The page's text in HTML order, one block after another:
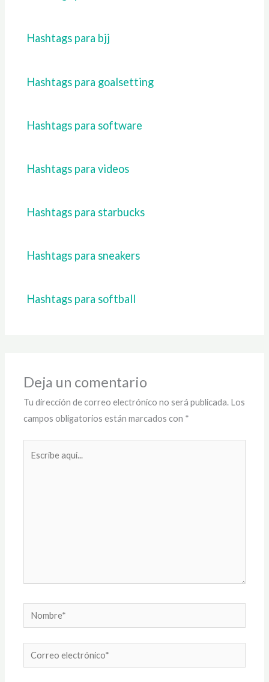
Hashtags para bjj
Hashtags para goalsetting
Hashtags para software
Hashtags para videos
Hashtags para starbucks
Hashtags para sneakers
Hashtags para softball
Deja un comentario
Tu dirección de correo electrónico no será publicada. Los
campos obligatorios están marcados con *
Nombre*
Correo
electrónico*